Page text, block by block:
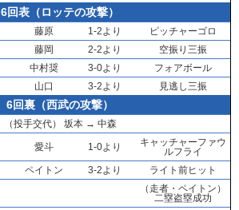
6回表（ロッテの攻撃）
藤原 1-2より
ピッチャーゴロ
藤岡 2-2より
空振り三振
中村奨 3-0より
フォアボール
山口 3-2より 見逃し三振
6回裏（西武の攻撃）
（投手交代） 坂本→ 中森
愛斗 1-0より
キャッチャーファウ
ルフライ
ペイトン 3-2より ライト前ヒット
（走者・ ペイトン ）
二塁盗塁成功